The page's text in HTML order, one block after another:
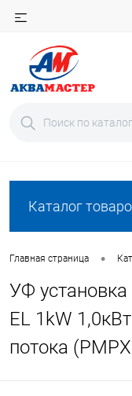
Каталог
Главная страница •
УФ
EL 1kW
потока